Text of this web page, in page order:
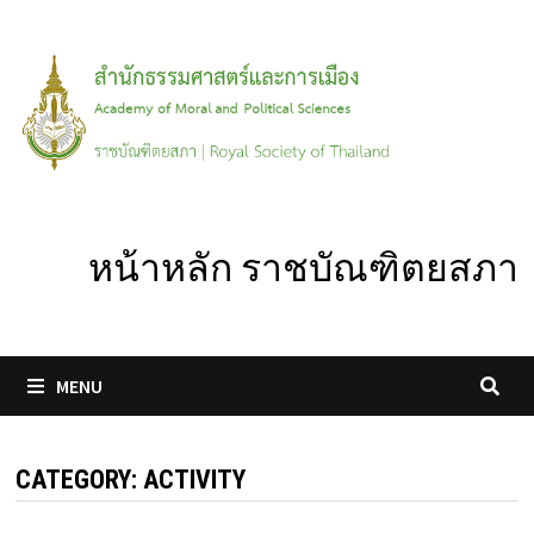
content
หน้าหลัก ราชบัณฑิตยสภา
MENU
CATEGORY: ACTIVITY